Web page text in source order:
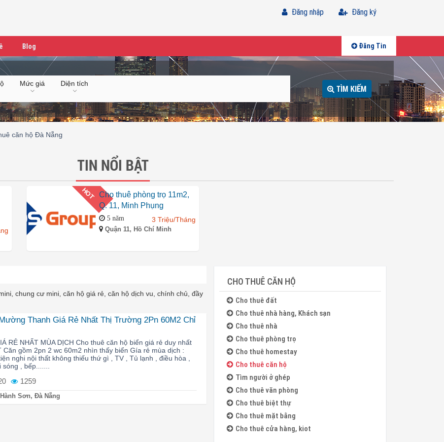
Đăng ký
Đăng nhập
Blog Đăng Tin
Mức giá Diện tích TÌM KIẾM
căn hộ Đà Nẵng
TIN NỔI BẬT
HOT Cho thuê phòng trọ 11m2,
Q. 11, Minh Phụng
5 năm 3 Triệu/Tháng
Quận 11, Hồ Chí Minh
chung cư mini, căn hộ giá rẻ, căn hộ dịch vu, chính chủ, đầy
Thanh Giá Rẻ Nhất Thị Trường 2Pn 60M2 Chỉ
RẺ NHẤT MÙA DỊCH Cho thuê căn hộ biển giá rẻ duy nhất
Căn gồm 2pn 2 wc 60m2 nhìn thấy biển Gía rẻ mùa dịch :
nghi nội thất không thiếu thứ gì , TV , Tủ lạnh , điều hòa ,
, bếp.......
1259
Sơn, Đà Nẵng
CHO THUÊ CĂN HỘ
Cho thuê đất
Cho thuê nhà hàng, Khách sạn
Cho thuê nhà
Cho thuê phòng trọ
Cho thuê homestay
Cho thuê căn hộ
Tìm người ở ghép
Cho thuê văn phòng
Cho thuê biệt thự
Cho thuê mặt bằng
Cho thuê cửa hàng, kiot